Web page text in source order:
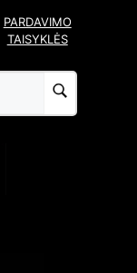
PARDAVIMO
TAISYKLĖS